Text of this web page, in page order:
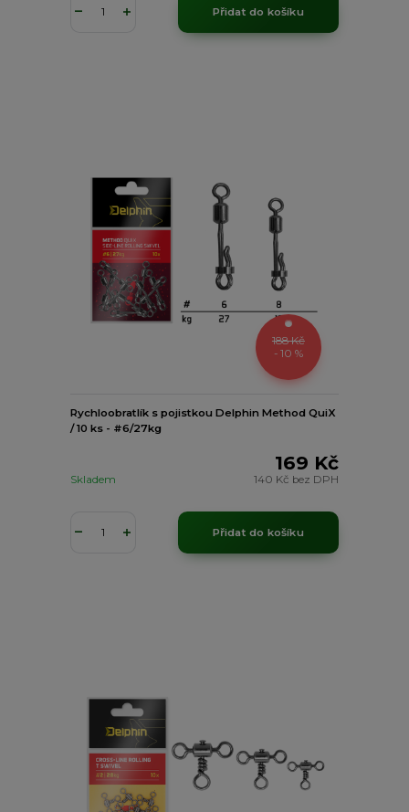
Přidat do košíku
188 Kč
- 10 %
Rychloobratlík s pojistkou Delphin Method QuiX
/ 10 ks - #6/27kg
169 Kč
140 Kč bez DPH
Skladem
Přidat do košíku